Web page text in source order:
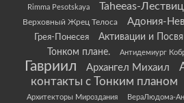
Rimma Pesotskaya Taheeas-
Верховный Жрец Телоса
Адония-
Грея-Понесея
Активации и
Тонком плане.
Антидемиург
Гавриил
Архангел Михаил
контакты с Тонким планом
Архитекторы Мироздания ВераЛюдома-